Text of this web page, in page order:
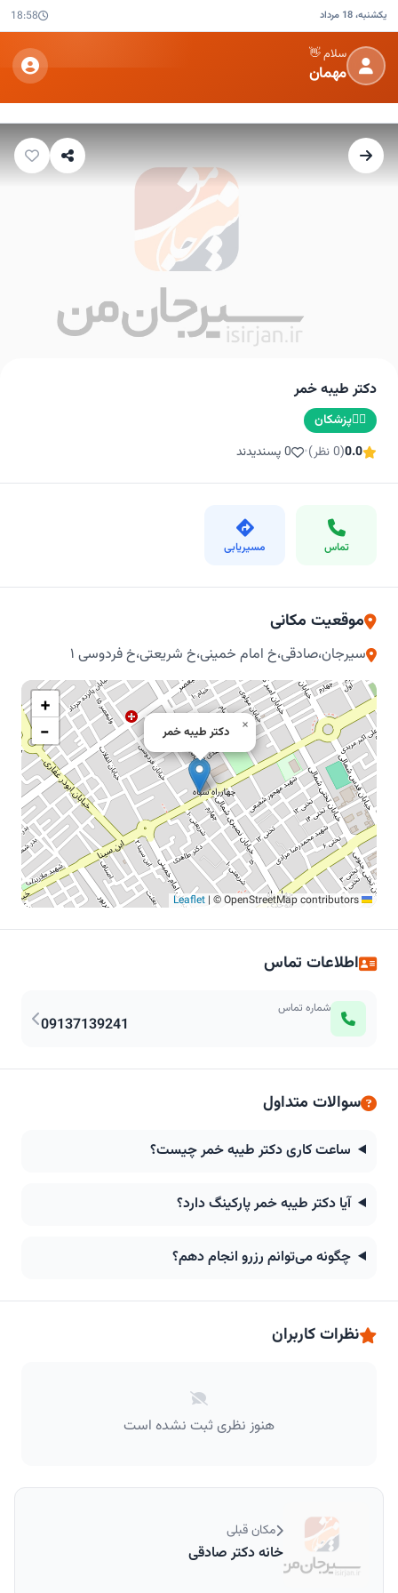
یکشنبه، 18 مرداد 18:58
سلام 👋
مهمان
دکتر طیبه خمر
👨‍⚕️پزشکان
0.0(0 نظر) • 0 پسندیدند
تماس مسیریابی
موقعیت مکانی
سیرجان،صادقی،خ امام خمینی،خ شریعتی،خ فردوسی ۱
دکتر طیبه خمر ×
+
−
| © OpenStreetMap contributors
اطلاعات تماس
شماره تماس
09137139241
سوالات متداول
ساعت کاری دکتر طیبه خمر چیست؟
آیا دکتر طیبه خمر پارکینگ دارد؟
چگونه می‌توانم رزرو انجام دهم؟
نظرات کاربران
هنوز نظری ثبت نشده است
مکان قبلی
خانه دکتر صادقی